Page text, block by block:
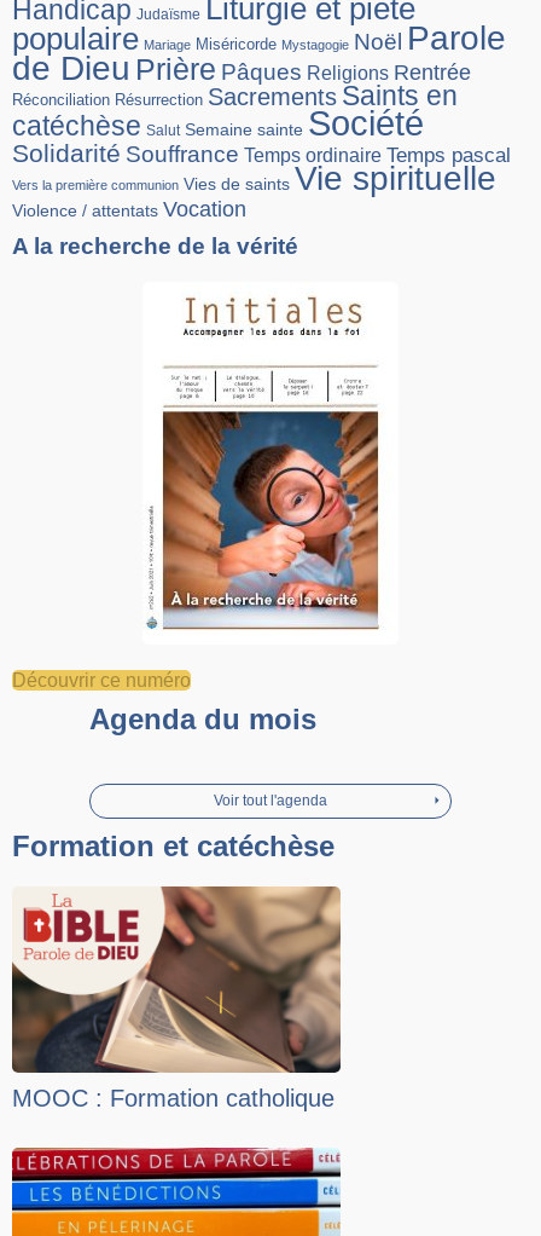
Handicap Judaïsme Liturgie et piété
populaire Mariage Miséricorde Mystagogie Noël Parole
de Dieu Prière Pâques Religions Rentrée
Réconciliation Résurrection Sacrements Saints en
catéchèse Salut Semaine sainte Société
Solidarité Souffrance Temps ordinaire Temps pascal
Vers la première communion Vies de saints Vie spirituelle
Violence / attentats Vocation
A la recherche de la vérité
Découvrir ce numéro
Agenda du mois
Voir tout l'agenda
Formation et catéchèse
MOOC : Formation catholique